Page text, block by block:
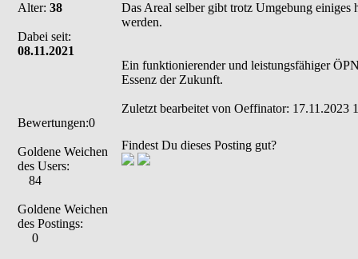
Alter: 38
Dabei seit:
08.11.2021
Bewertungen:0
Goldene Weichen
des Users:
84
Goldene Weichen
des Postings:
0
Das Areal selber gibt trotz Umgebung einiges
werden.
Ein funktionierender und leistungsfähiger
Essenz der Zukunft.
Zuletzt bearbeitet von Oeffinator: 17.11.2023
Findest Du dieses Posting gut?